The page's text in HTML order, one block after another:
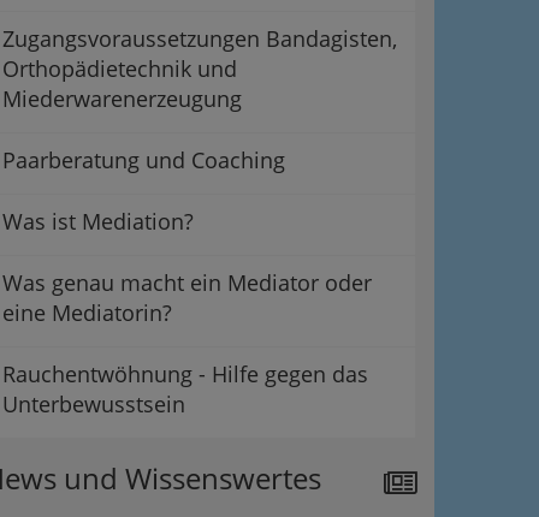
Zugangsvoraussetzungen Bandagisten,
Orthopädietechnik und
Miederwarenerzeugung
Paarberatung und Coaching
Was ist Mediation?
Was genau macht ein Mediator oder
eine Mediatorin?
Rauchentwöhnung - Hilfe gegen das
Unterbewusstsein
und Wissenswertes